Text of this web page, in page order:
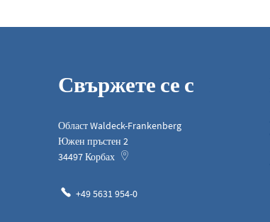
Свържете се с
Област Waldeck-Frankenberg
Южен пръстен 2
34497Корбах
+49 5631 954-0